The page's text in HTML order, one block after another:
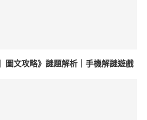
圖文攻略》謎題解析｜手機解謎遊戲